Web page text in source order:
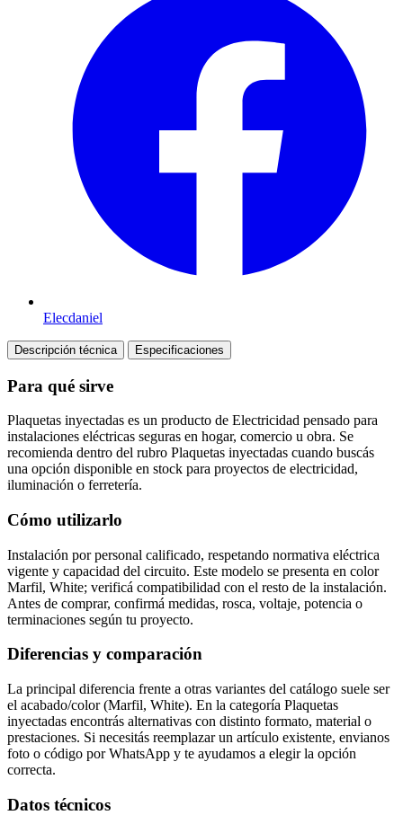
Elecdaniel
Descripción técnica Especificaciones
Para qué sirve
Plaquetas inyectadas es un producto de Electricidad pensado para
instalaciones eléctricas seguras en hogar, comercio u obra. Se
recomienda dentro del rubro Plaquetas inyectadas cuando buscás
una opción disponible en stock para proyectos de electricidad,
iluminación o ferretería.
Cómo utilizarlo
Instalación por personal calificado, respetando normativa eléctrica
vigente y capacidad del circuito. Este modelo se presenta en color
Marfil, White; verificá compatibilidad con el resto de la instalación.
Antes de comprar, confirmá medidas, rosca, voltaje, potencia o
terminaciones según tu proyecto.
Diferencias y comparación
La principal diferencia frente a otras variantes del catálogo suele ser
el acabado/color (Marfil, White). En la categoría Plaquetas
inyectadas encontrás alternativas con distinto formato, material o
prestaciones. Si necesitás reemplazar un artículo existente, envianos
foto o código por WhatsApp y te ayudamos a elegir la opción
correcta.
Datos técnicos